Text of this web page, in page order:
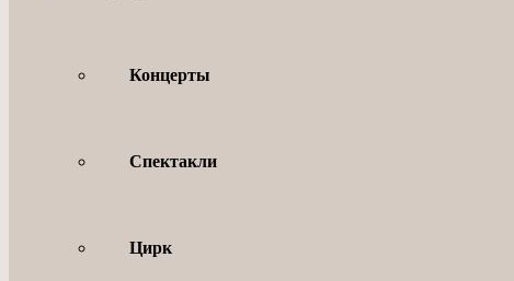
Концерты
Спектакли
Цирк